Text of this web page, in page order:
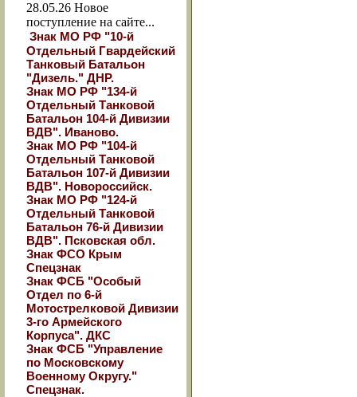
28.05.26 Новое
поступление на сайте...
Знак МО РФ "10-й
Отдельный Гвардейский
Танковый Батальон
"Дизель." ДНР.
Знак МО РФ "134-й
Отдельный Танковой
Батальон 104-й Дивизии
ВДВ". Иваново.
Знак МО РФ "104-й
Отдельный Танковой
Батальон 107-й Дивизии
ВДВ". Новороссийск.
Знак МО РФ "124-й
Отдельный Танковой
Батальон 76-й Дивизии
ВДВ". Псковская обл.
Знак ФСО Крым
Спецзнак
Знак ФСБ "Особый
Отдел по 6-й
Мотострелковой Дивизии
3-го Армейского
Корпуса". ДКС
Знак ФСБ "Управление
по Московскому
Военному Округу."
Спецзнак.